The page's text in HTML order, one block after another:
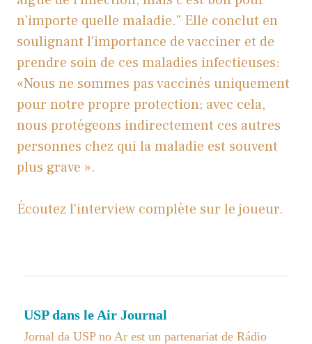
n'importe quelle maladie." Elle conclut en
soulignant l'importance de vacciner et de
prendre soin de ces maladies infectieuses:
«Nous ne sommes pas vaccinés uniquement
pour notre propre protection; avec cela,
nous protégeons indirectement ces autres
personnes chez qui la maladie est souvent
plus grave ».
Écoutez l'interview complète sur le joueur.
USP dans le Air Journal
Jornal da USP no Ar est un partenariat de Rádio